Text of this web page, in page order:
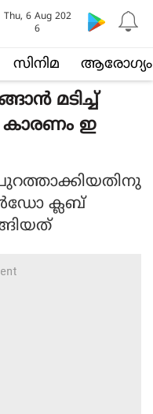
സിനിമ ആരോഗ്യം
Thu, 6 Aug 202
6
മടിച്ച്
ഇ
ക്ലബ്